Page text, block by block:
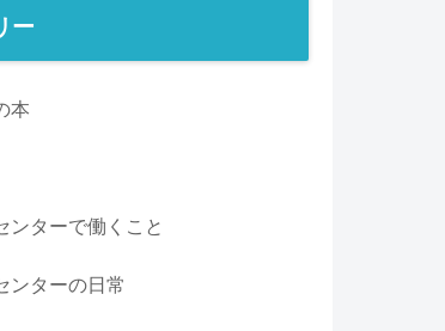
ー
本
ンターで働くこと
ンターの日常